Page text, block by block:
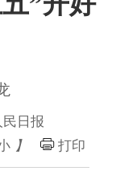
日报
】 打印